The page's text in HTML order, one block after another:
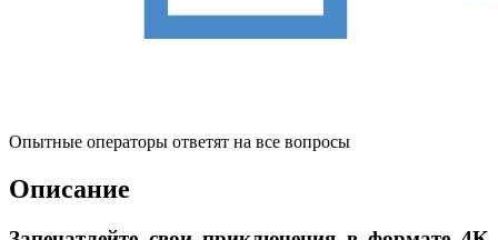
Опытные операторы ответят на все вопросы
Описание